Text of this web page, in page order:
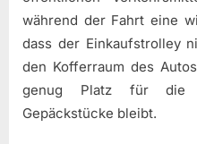
während der Fahrt eine
dass der Einkaufstrolley
den Kofferraum des
genug Platz für die
Gepäckstücke bleibt.